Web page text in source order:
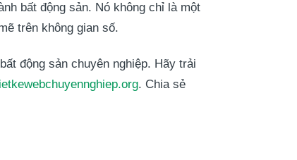
bất động sản. Nó không chỉ là một
trên không gian số.
động sản chuyên nghiệp. Hãy trải
. Chia sẻ